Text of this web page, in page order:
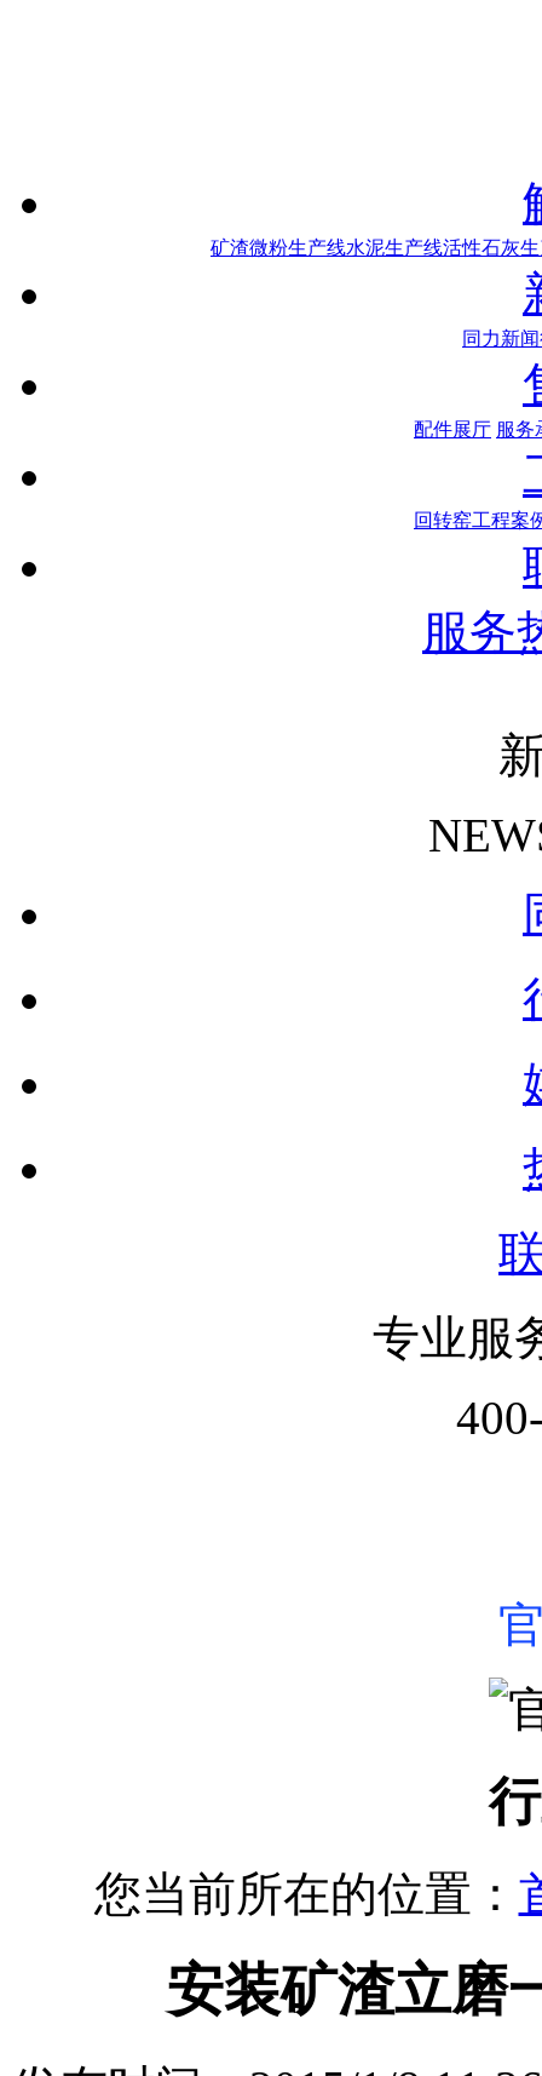
矿渣微粉生产线水泥生产线活性石灰
同力新闻
配件展厅 服务
回转窑工程案
服务
专业服
您当前所在的位置：
安装矿渣立磨